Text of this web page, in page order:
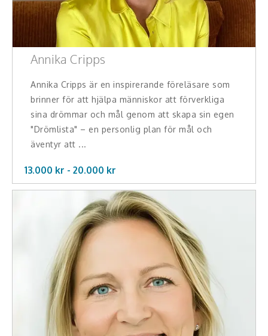
Annika Cripps
Annika Cripps är en inspirerande föreläsare som
brinner för att hjälpa människor att förverkliga
sina drömmar och mål genom att skapa sin egen
"Drömlista" – en personlig plan för mål och
äventyr att ...
13.000 kr - 20.000 kr